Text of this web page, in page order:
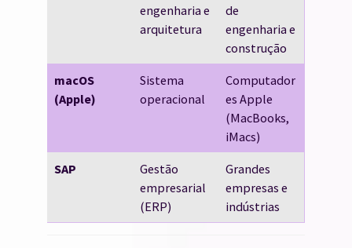
engenharia e
arquitetura
de
engenharia e
construção
macOS
(Apple)
Sistema
operacional
Computador
es Apple
(MacBooks,
iMacs)
SAP
Gestão
empresarial
(ERP)
Grandes
empresas e
indústrias